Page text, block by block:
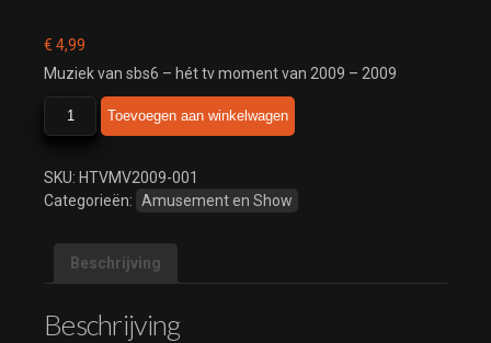
€ 4,99
Muziek van sbs6 – hét tv moment van 2009 – 2009
sbs6
-
tv
moment
2009
aantal
Toevoegen aan winkelwagen
SKU: HTVMV2009-001
Categorieën: Amusement en Show
Beschrijving
Beschrijving